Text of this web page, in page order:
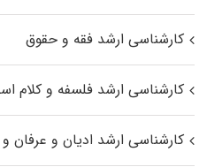
کارشناسی ارشد فقه و حقوق
کارشناسی ارشد فلسفه و کلام
کارشناسی ارشد ادیان و عرفان